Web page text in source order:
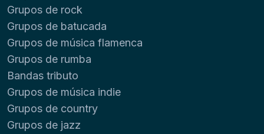
Grupos de rock
Grupos de batucada
Grupos de música flamenca
Grupos de rumba
Bandas tributo
Grupos de música indie
Grupos de country
Grupos de jazz